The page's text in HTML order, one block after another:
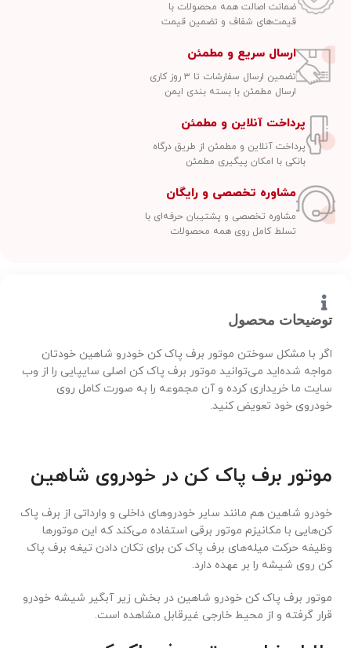
ضمانت اصالت همه محصولات با
قیمت‌های شفاف و تضمین قیمت
ارسال سریع و مطمئن
تضمین ارسال سفارشات تا ۳ روز کاری
ارسال مطمئن با بسته بندی ایمن
پرداخت آنلاین و مطمئن
پرداخت آنلاین و مطمئن از طریق درگاه
بانکی با امکان پیگیری مطمئن
مشاوره تخصصی و رایگان
مشاوره تخصصی و پشتیبان حرفه‌ای با
تسلط کامل روی همه محصولات
توضیحات محصول
اگر با مشکل سوختن موتور برف پاک کن خودرو شاهین خودتان
مواجه شده‌اید می‌توانید موتور برف پاک کن اصلی سایپایی را از وب
سایت ما خریداری کرده و آن مجموعه را به صورت کامل روی
خودروی خود تعویض کنید.
موتور برف پاک کن در خودروی شاهین
خودرو شاهین هم مانند سایر خودروهای داخلی و وارداتی از برف پاک
کن‌هایی با مکانیزم موتور برقی استفاده می‌کند که این موتورها
وظیفه حرکت میله‌های برف پاک کن برای تکان دادن تیغه برف پاک
کن روی شیشه را بر عهده دارد.
موتور برف پاک کن خودرو شاهین در بخش زیر آبگیر شیشه خودرو
قرار گرفته و از محیط خارجی غیرقابل مشاهده است.